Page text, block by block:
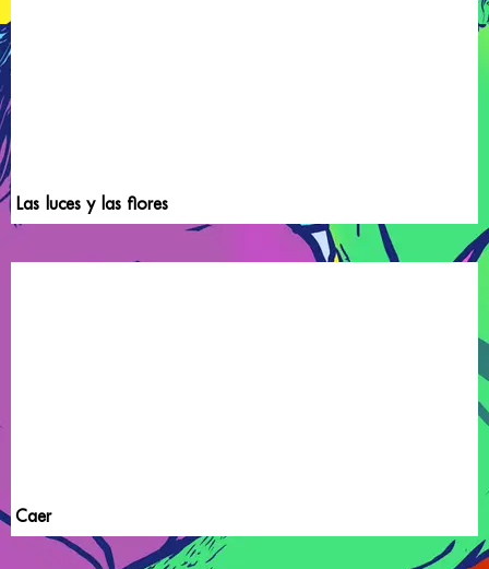
Las luces y las flores
Caer